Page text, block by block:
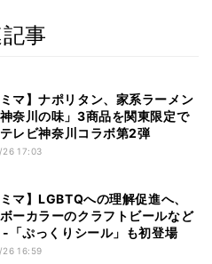
事
ミマ】ナポリタン、家系ラーメン
奈川の味」3商品を関東限定で
レビ神奈川コラボ第2弾
17:03
ミマ】LGBTQへの理解促進へ、
ーカラーのクラフトビールなど
-「ぷっくりシール」も初登場
16:59